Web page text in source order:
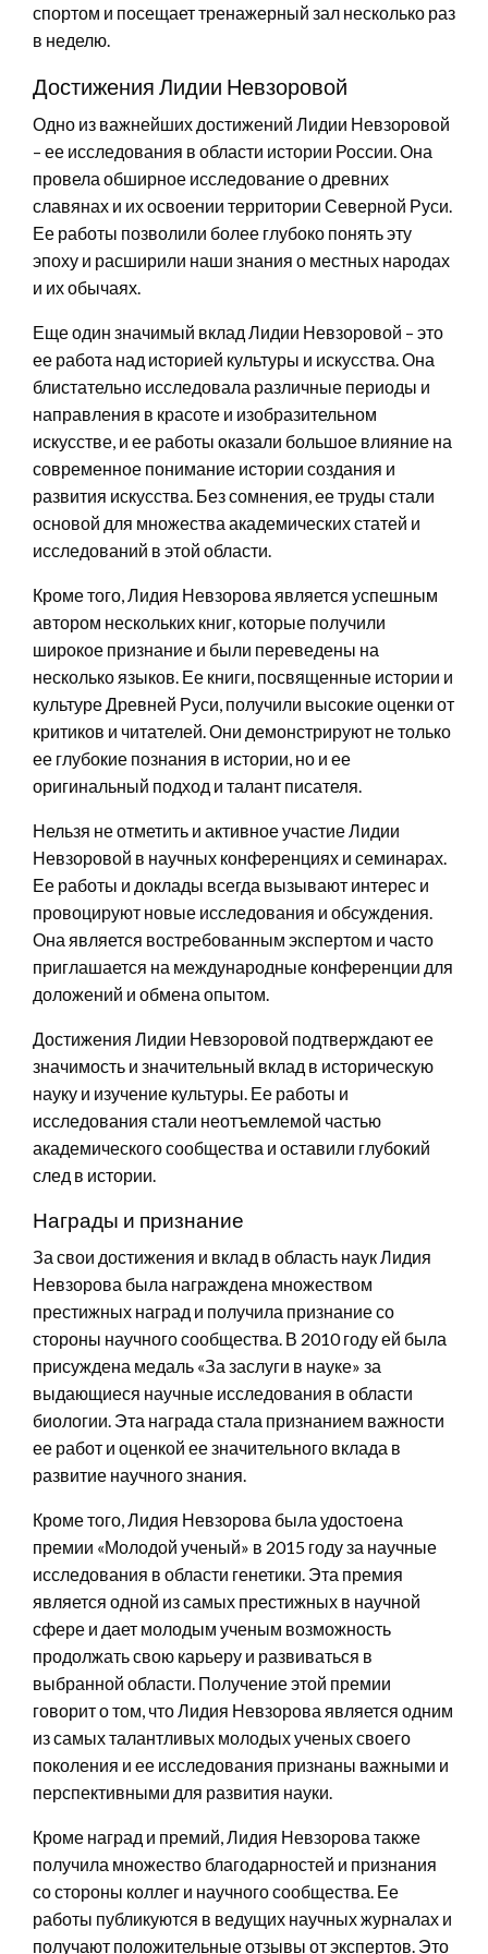
спортом и посещает тренажерный зал несколько раз
в неделю.
Достижения Лидии Невзоровой
Одно из важнейших достижений Лидии Невзоровой
– ее исследования в области истории России. Она
провела обширное исследование о древних
славянах и их освоении территории Северной Руси.
Ее работы позволили более глубоко понять эту
эпоху и расширили наши знания о местных народах
и их обычаях.
Еще один значимый вклад Лидии Невзоровой – это
ее работа над историей культуры и искусства. Она
блистательно исследовала различные периоды и
направления в красоте и изобразительном
искусстве, и ее работы оказали большое влияние на
современное понимание истории создания и
развития искусства. Без сомнения, ее труды стали
основой для множества академических статей и
исследований в этой области.
Кроме того, Лидия Невзорова является успешным
автором нескольких книг, которые получили
широкое признание и были переведены на
несколько языков. Ее книги, посвященные истории и
культуре Древней Руси, получили высокие оценки от
критиков и читателей. Они демонстрируют не только
ее глубокие познания в истории, но и ее
оригинальный подход и талант писателя.
Нельзя не отметить и активное участие Лидии
Невзоровой в научных конференциях и семинарах.
Ее работы и доклады всегда вызывают интерес и
провоцируют новые исследования и обсуждения.
Она является востребованным экспертом и часто
приглашается на международные конференции для
доложений и обмена опытом.
Достижения Лидии Невзоровой подтверждают ее
значимость и значительный вклад в историческую
науку и изучение культуры. Ее работы и
исследования стали неотъемлемой частью
академического сообщества и оставили глубокий
след в истории.
Награды и признание
За свои достижения и вклад в область наук Лидия
Невзорова была награждена множеством
престижных наград и получила признание со
стороны научного сообщества. В 2010 году ей была
присуждена медаль «За заслуги в науке» за
выдающиеся научные исследования в области
биологии. Эта награда стала признанием важности
ее работ и оценкой ее значительного вклада в
развитие научного знания.
Кроме того, Лидия Невзорова была удостоена
премии «Молодой ученый» в 2015 году за научные
исследования в области генетики. Эта премия
является одной из самых престижных в научной
сфере и дает молодым ученым возможность
продолжать свою карьеру и развиваться в
выбранной области. Получение этой премии
говорит о том, что Лидия Невзорова является одним
из самых талантливых молодых ученых своего
поколения и ее исследования признаны важными и
перспективными для развития науки.
Кроме наград и премий, Лидия Невзорова также
получила множество благодарностей и признания
со стороны коллег и научного сообщества. Ее
работы публикуются в ведущих научных журналах и
получают положительные отзывы от экспертов. Это